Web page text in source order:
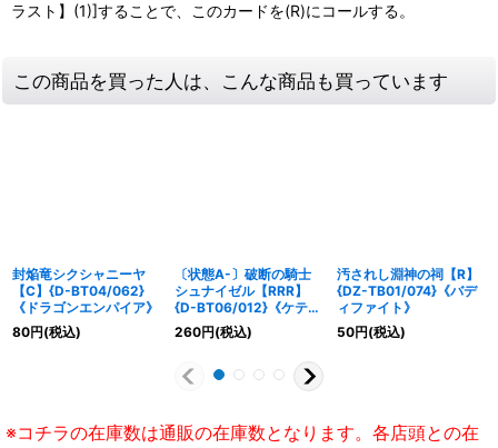
ラスト】(1)]することで、このカードを(R)にコールする。
この商品を買った人は、こんな商品も買っています
封焔竜シクシャニーヤ
【C】{D-BT04/062}
《ドラゴンエンパイア》
80円(税込)
〔状態A-〕破断の騎士
シュナイゼル【RRR】
{D-BT06/012}《ケテル
サンクチュアリ》
260円(税込)
汚されし淵神の祠【R】
{DZ-TB01/074}《バデ
ィファイト》
50円(税込)
※コチラの在庫数は通販の在庫数となります。各店頭との在